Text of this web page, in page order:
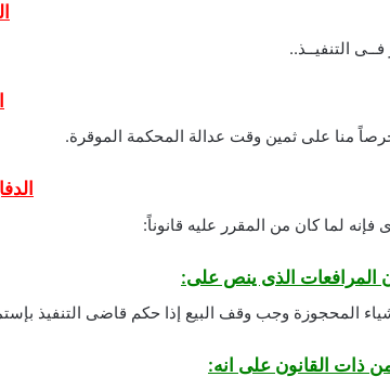
التنفيــذ..
منا على ثمين وقت عدالة المحكمة الموقرة.
لما كان من المقرر عليه قانوناً:
المحجوزة وجب وقف البيع إذا حكم قاضى التنفيذ